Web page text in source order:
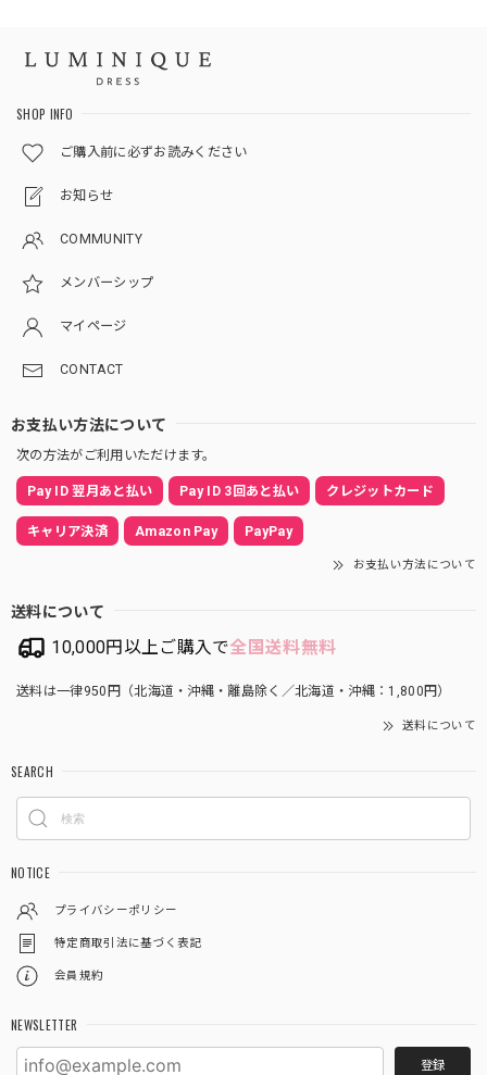
SHOP INFO
ご購入前に必ずお読みください
お知らせ
COMMUNITY
メンバーシップ
マイページ
CONTACT
お支払い方法について
次の方法がご利用いただけます。
Pay ID 翌月あと払い Pay ID 3回あと払い クレジットカード
キャリア決済 Amazon Pay PayPay
お支払い方法について
送料について
10,000円以上ご購入で全国送料無料
送料は一律950円（北海道・沖縄・離島除く／北海道・沖縄：1,800円）
送料について
SEARCH
NOTICE
プライバシーポリシー
特定商取引法に基づく表記
会員規約
NEWSLETTER
登録